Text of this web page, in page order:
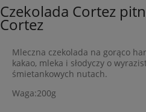
Czekolada Cortez
Cortez
Mleczna czekolada na gorąco
kakao, mleka i słodyczy o
śmietankowych nutach.
Waga:200g